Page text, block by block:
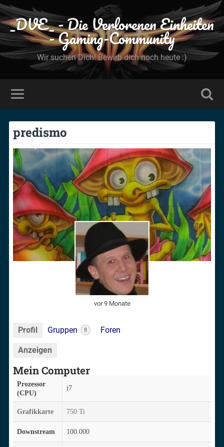
_DVE_ - Die Verlorenen Einheiten
- Gaming-Community
Wir suchen Dich! Bewirb dich noch heute :)
predismo
vor 9 Monate
Profil Gruppen 8 Foren
Anzeigen
Mein Computer
Prozessor
(CPU)
i7
Grafikkarte 750 Ti
Downstream 100.000